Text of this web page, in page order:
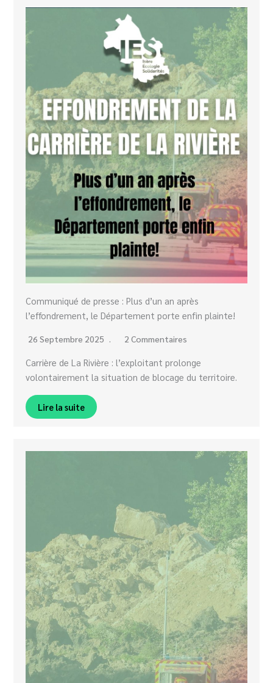
Communiqué de presse : Plus d’un an après
l’effondrement, le Département porte enfin plainte!
26 Septembre 2025 2 Commentaires
Carrière de La Rivière : l’exploitant prolonge
volontairement la situation de blocage du territoire.
Lire la suite